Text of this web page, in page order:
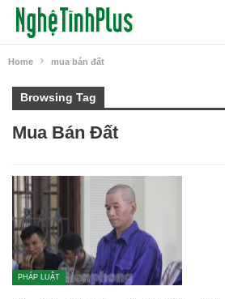
Home mua bán đất
Browsing Tag
Mua Bán Đất
PHÁP LUẬT